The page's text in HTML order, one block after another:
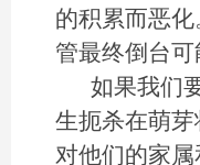
的积累而恶
管最终倒台可
如果我们
生扼杀在萌
对他们的家